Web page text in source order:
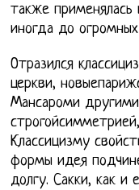
также применялась
иногда до
Отразился
церкви,
Мансароми
Классицизму
формы идея
долгу. Сакки, как и